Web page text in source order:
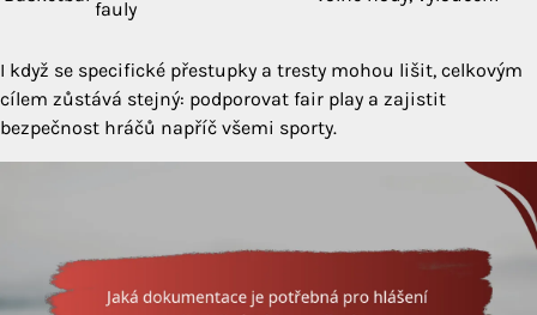
fauly
I když se specifické přestupky a tresty mohou lišit, celkovým
cílem zůstává stejný: podporovat fair play a zajistit
bezpečnost hráčů napříč všemi sporty.